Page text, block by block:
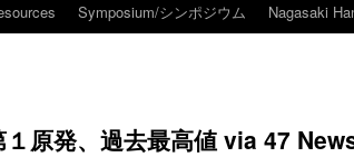
Symposium/シンポジウム Nagasaki
原発、過去最高値 via 47